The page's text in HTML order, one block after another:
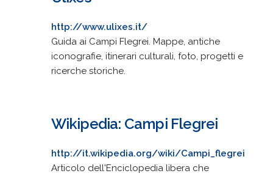
http://www.ulixes.it/
Guida ai Campi Flegrei. Mappe, antiche
iconografie, itinerari culturali, foto, progetti e
ricerche storiche.
Wikipedia: Campi Flegrei
http://it.wikipedia.org/wiki/Campi_flegrei
Articolo dell'Enciclopedia libera che